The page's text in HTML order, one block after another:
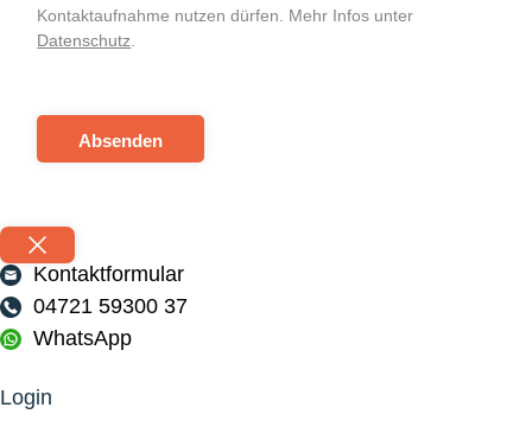
Kontaktaufnahme nutzen dürfen. Mehr Infos unter
Datenschutz.
Absenden
Kontaktformular
04721 59300 37
WhatsApp
Login